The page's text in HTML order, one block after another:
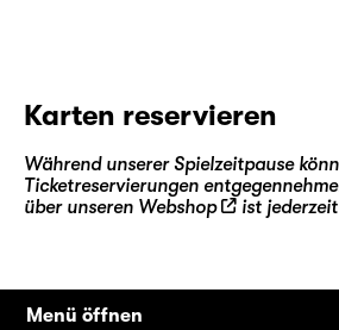
Karten reservieren
Während unserer Spielzeitpause
Ticketreservierungen
über unseren Webshop ist
Menü öffnen